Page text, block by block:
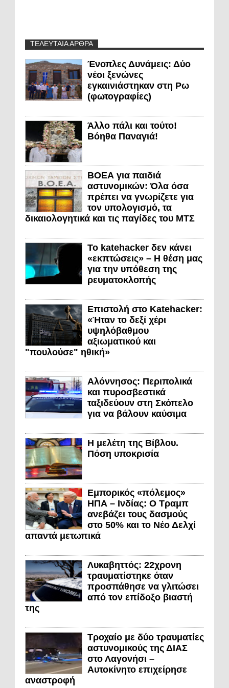
ΤΕΛΕΥΤΑΙΑ ΑΡΘΡΑ
Ένοπλες Δυνάμεις: Δύο
νέοι ξενώνες
εγκαινιάστηκαν στη Ρω
(φωτογραφίες)
Άλλο πάλι και τούτο!
Βόηθα Παναγιά!
ΒΟΕΑ για παιδιά
αστυνομικών: Όλα όσα
πρέπει να γνωρίζετε για
τον υπολογισμό, τα
δικαιολογητικά και τις παγίδες του ΜΤΣ
Το katehacker δεν κάνει
«εκπτώσεις» – Η θέση μας
για την υπόθεση της
ρευματοκλοπής
Επιστολή στο Katehacker:
«Ήταν το δεξί χέρι
υψηλόβαθμου
αξιωματικού και
"πουλούσε" ηθική»
Αλόννησος: Περιπολικά
και πυροσβεστικά
ταξιδεύουν στη Σκόπελο
για να βάλουν καύσιμα
Η μελέτη της Βίβλου.
Πόση υποκρισία
Εμπορικός «πόλεμος»
ΗΠΑ – Ινδίας: Ο Τραμπ
ανεβάζει τους δασμούς
στο 50% και το Νέο Δελχί
απαντά μετωπικά
Λυκαβηττός: 22χρονη
τραυματίστηκε όταν
προσπάθησε να γλιτώσει
από τον επίδοξο βιαστή
της
Τροχαίο με δύο τραυματίες
αστυνομικούς της ΔΙΑΣ
στο Λαγονήσι –
Αυτοκίνητο επιχείρησε
αναστροφή